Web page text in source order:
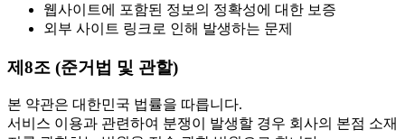
웹사이트에 포함된 정보의 정확성에 대한 보증
외부 사이트 링크로 인해 발생하는 문제
제8조 (준거법 및 관할)
본 약관은 대한민국 법률을 따릅니다.
서비스 이용과 관련하여 분쟁이 발생할 경우 회사의 본점 소재